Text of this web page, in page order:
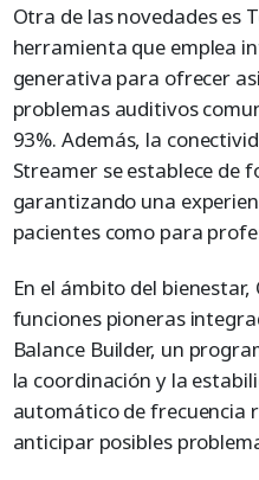
Otra de las novedades es
herramienta que emplea
generativa para ofrecer
problemas auditivos
93%. Además, la
Streamer se establece de
garantizando una
pacientes como para
En el ámbito del
funciones pioneras
Balance Builder, un
la coordinación y la
automático de frecuencia
anticipar posibles